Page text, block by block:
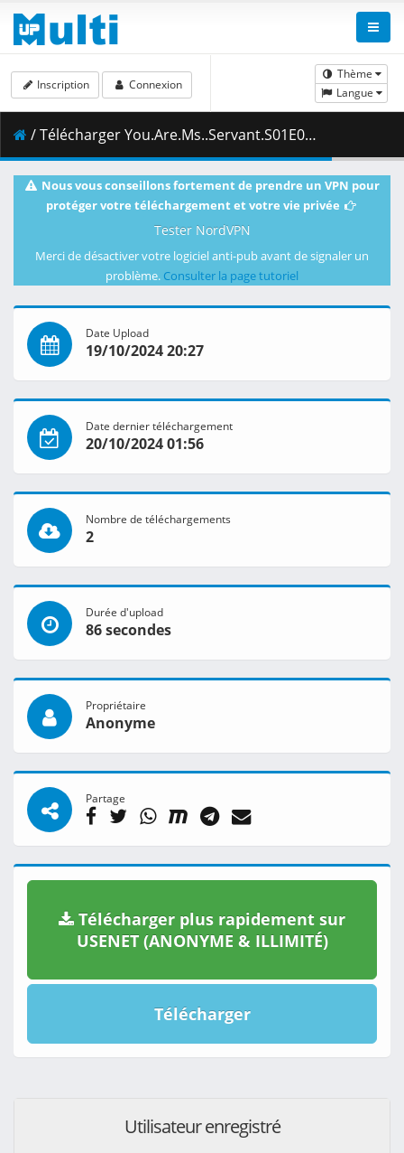
Thème
Langue
Inscription Connexion
/ Télécharger You.Are.Ms..Servant.S01E03.1080p.MW.WEB-DL.JPN.AAC2.0.H.264.MSubs-ToonsHub.mkv.002 ( 250.55 MB )
Nous vous conseillons fortement de prendre un VPN pour
protéger votre téléchargement et votre vie privée
Tester NordVPN
Merci de désactiver votre logiciel anti-pub avant de signaler un
problème. Consulter la page tutoriel
Date Upload
19/10/2024 20:27
Date dernier téléchargement
20/10/2024 01:56
Nombre de téléchargements
2
Durée d'upload
86 secondes
Propriétaire
Anonyme
Partage
Télécharger plus rapidement sur
USENET (ANONYME & ILLIMITÉ)
Télécharger
Utilisateur enregistré